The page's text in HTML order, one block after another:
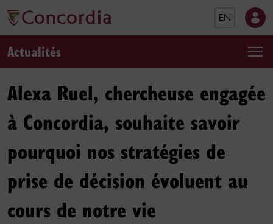
EN
Actualités
Alexa Ruel, chercheuse engagée
à Concordia, souhaite savoir
pourquoi nos stratégies de
prise de décision évoluent au
cours de notre vie